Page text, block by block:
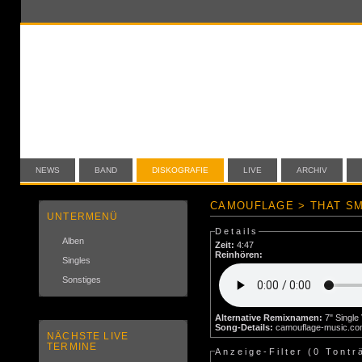
NEWS BAND DISKOGRAFIE LIVE ARCHIV
UNTERMENÜ
Alben
Singles
Sonstiges
NÄCHSTE LIVE
TERMINE
CAMOUFLAGE > THAT
Details
Zeit: 4:47
Reinhören:
Alternative Remixnamen:
Song-Details: camouflage-
Anzeige-Filter (0